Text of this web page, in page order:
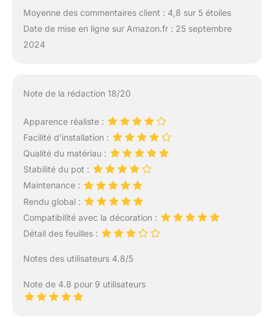
Moyenne des commentaires client : 4,8 sur 5 étoiles
Date de mise en ligne sur Amazon.fr : 25 septembre
2024
Note de la rédaction 18/20
Apparence réaliste :
Facilité d’installation :
Qualité du matériau :
Stabilité du pot :
Maintenance :
Rendu global :
Compatibilité avec la décoration :
Détail des feuilles :
Notes des utilisateurs 4.8/5
Note de 4.8 pour 9 utilisateurs